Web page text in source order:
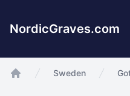
NordicGraves.com
Sweden